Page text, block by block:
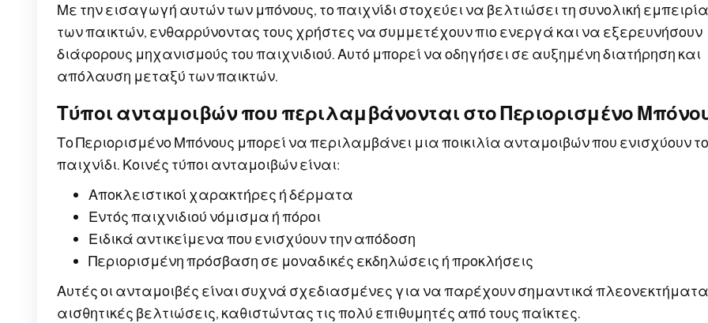
Με την εισαγωγή αυτών των μπόνους, το παιχνίδι στοχεύει να βελτιώσει τη συνολική εμπειρία
των παικτών, ενθαρρύνοντας τους χρήστες να συμμετέχουν πιο ενεργά και να εξερευνήσουν
διάφορους μηχανισμούς του παιχνιδιού. Αυτό μπορεί να οδηγήσει σε αυξημένη διατήρηση και
απόλαυση μεταξύ των παικτών.
Τύποι ανταμοιβών που περιλαμβάνονται στο Περιορισμένο
Το Περιορισμένο Μπόνους μπορεί να περιλαμβάνει μια ποικιλία ανταμοιβών που ενισχύουν το
παιχνίδι. Κοινές τύποι ανταμοιβών είναι:
Αποκλειστικοί χαρακτήρες ή δέρματα
Εντός παιχνιδιού νόμισμα ή πόροι
Ειδικά αντικείμενα που ενισχύουν την απόδοση
Περιορισμένη πρόσβαση σε μοναδικές εκδηλώσεις ή προκλήσεις
Αυτές οι ανταμοιβές είναι συχνά σχεδιασμένες για να παρέχουν σημαντικά
αισθητικές βελτιώσεις, καθιστώντας τις πολύ επιθυμητές από τους παίκτες.